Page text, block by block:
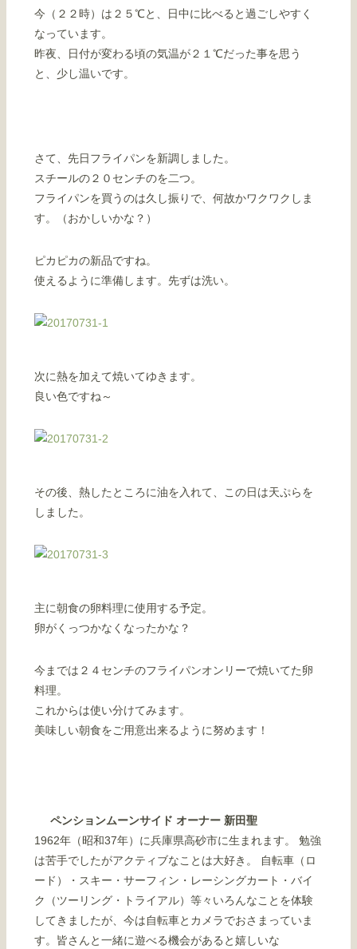
今（２２時）は２５℃と、日中に比べると過ごしやすく
なっています。
昨夜、日付が変わる頃の気温が２１℃だった事を思う
と、少し温いです。
さて、先日フライパンを新調しました。
スチールの２０センチのを二つ。
フライパンを買うのは久し振りで、何故かワクワクしま
す。（おかしいかな？）
ピカピカの新品ですね。
使えるように準備します。先ずは洗い。
次に熱を加えて焼いてゆきます。
良い色ですね～
その後、熱したところに油を入れて、この日は天ぷらを
しました。
主に朝食の卵料理に使用する予定。
卵がくっつかなくなったかな？
今までは２４センチのフライパンオンリーで焼いてた卵
料理。
これからは使い分けてみます。
美味しい朝食をご用意出来るように努めます！
ペンションムーンサイド オーナー 新田聖
1962年（昭和37年）に兵庫県高砂市に生まれます。 勉強
は苦手でしたがアクティブなことは大好き。 自転車（ロ
ード）・スキー・サーフィン・レーシングカート・バイ
ク（ツーリング・トライアル）等々いろんなことを体験
してきましたが、今は自転車とカメラでおさまっていま
す。皆さんと一緒に遊べる機会があると嬉しいな